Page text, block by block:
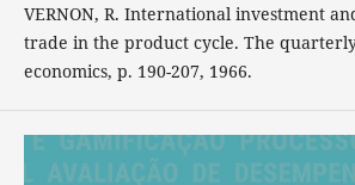
VERNON, R. International investment
trade in the product cycle. The
economics, p. 190-207, 1966.